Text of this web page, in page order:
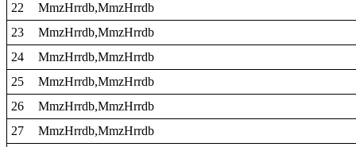
22
MmzHrrdb,MmzHrrdb
23
MmzHrrdb,MmzHrrdb
24
MmzHrrdb,MmzHrrdb
25
MmzHrrdb,MmzHrrdb
26
MmzHrrdb,MmzHrrdb
27
MmzHrrdb,MmzHrrdb